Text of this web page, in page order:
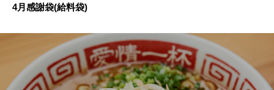
4月感謝袋(給料袋)